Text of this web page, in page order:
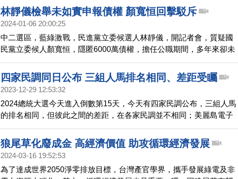
流，區域穩定備受挑戰。
林靜儀檢舉未如實申報債權 顏寬恒回擊駁斥
2024-01-06 20:00:25
中二選區，藍綠激戰，民進黨立委候選人林靜儀，開記者會，質疑國
民黨立委候人顏寬恒，隱匿6000萬債權，擔任公職期間，多年來卻未
如實申報，具名向監察院提出檢舉，對此，顏寬恒表示，這些債權，
都登記在土地信託財產裡，都有如實登記。
四家民調同日公布 三組人馬排名相同、差距受矚
2023-12-29 12:53:32
2024總統大選今天進入倒數第15天，今天有四家民調公布，三組人馬
的排名相同，但彼此之間的差距，在各家民調並不相同；美麗島電子
報的數據指出，賴蕭配支持度為40.2％，侯趙配以28.7％居次，雙方
差距達11.5個百分點，柯吳配支持度為18.4％；另外，台灣民意基金
會的數據指出，賴蕭配支持度三成二，贏侯趙配四個百分點左右；而
另外《ETtoday》數據指出，賴蕭配以36.6％領先，侯趙配33.8％緊追
狼尾草化廢成金 高經濟價值 助攻循環經濟發展
2024-03-16 19:52:53
為了達成世界2050淨零排放目標，台灣產官學界，攜手發展綠電及非